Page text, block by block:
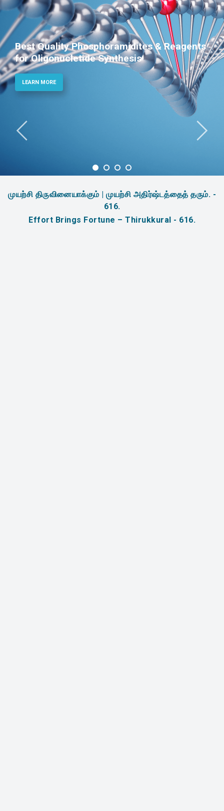
Best Quality Phosphoramidites & Reagents
for Oligonucletide Synthesis
LEARN MORE
முயற்சி திருவினையாக்கும் | முயற்சி அதிர்ஷ்டத்தைத் தரும். -
616.
Effort Brings Fortune – Thirukkural - 616.